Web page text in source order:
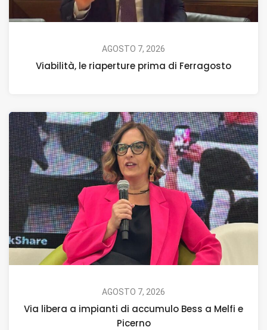
AGOSTO 7, 2026
Viabilità, le riaperture prima di Ferragosto
AGOSTO 7, 2026
Via libera a impianti di accumulo Bess a Melfi e
Picerno